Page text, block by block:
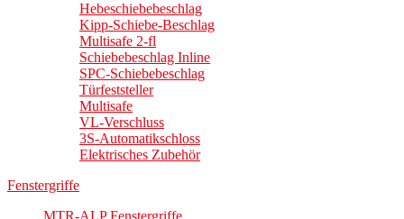
Hebeschiebebeschlag
Kipp-Schiebe-Beschlag
Multisafe 2-fl
Schiebebeschlag Inline
SPC-Schiebebeschlag
Türfeststeller
Multisafe
VL-Verschluss
3S-Automatikschloss
Elektrisches Zubehör
Fenstergriffe